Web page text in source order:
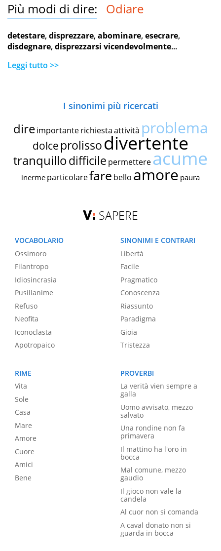
Più modi di dire: Odiare
detestare,disprezzare,abominare,esecrare,
disdegnare,disprezzarsi vicendevolmente...
Leggi tutto >>
I sinonimi più ricercati
dire importante richiestaattività problema
dolce prolissodivertente
tranquillodifficile permettereacume
inerme particolarefare bello amore paura
SAPERE
VOCABOLARIO
Ossimoro
Filantropo
Idiosincrasia
Pusillanime
Refuso
Neofita
Iconoclasta
Apotropaico
SINONIMI E CONTRARI
Libertà
Facile
Pragmatico
Conoscenza
Riassunto
Paradigma
Gioia
Tristezza
RIME
Vita
Sole
Casa
Mare
Amore
Cuore
Amici
Bene
PROVERBI
La verità vien sempre a
galla
Uomo avvisato, mezzo
salvato
Una rondine non fa
primavera
Il mattino ha l'oro in
bocca
Mal comune, mezzo
gaudio
Il gioco non vale la
candela
Al cuor non si comanda
A caval donato non si
guarda in bocca